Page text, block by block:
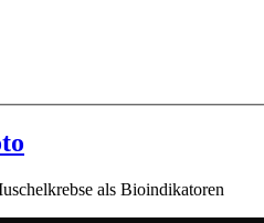
als Bioindikatoren